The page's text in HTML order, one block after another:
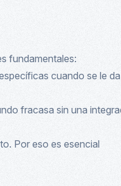
fundamentales:
cuando se le da
fracasa sin una
Por eso es esencial